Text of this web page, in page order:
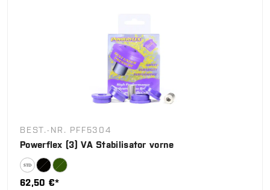
BEST.-NR. PFF5304
Powerflex (3) VA Stabilisator vorne
62,50 €*